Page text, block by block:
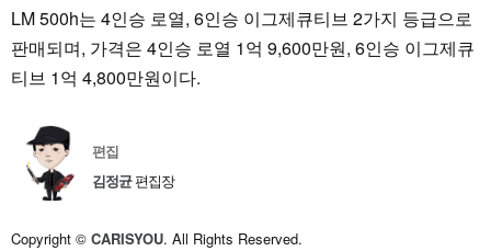
LM 500h는 4인승 로열, 6인승 이그제큐티브 2가지 등급으로
판매되며, 가격은 4인승 로열 1억 9,600만원, 6인승 이그제큐
티브 1억 4,800만원이다.
편집
김정균편집장
Copyright © CARISYOU. All Rights Reserved.